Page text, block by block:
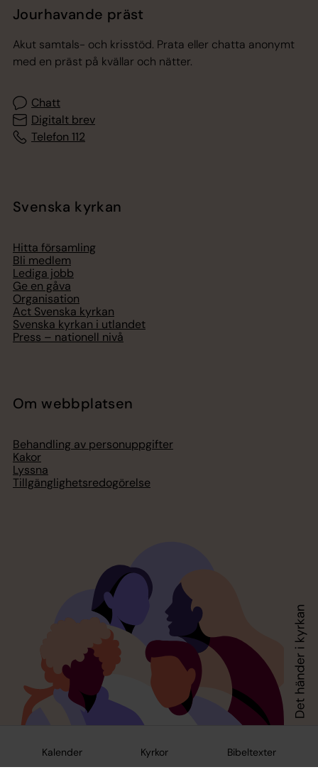
Kalender Kyrkor Bibeltexter
Jourhavande präst
Akut samtals- och krisstöd. Prata eller chatta anonymt
med en präst på kvällar och nätter.
Chatt
Digitalt brev
Telefon 112
Svenska kyrkan
Hitta församling
Bli medlem
Lediga jobb
Ge en gåva
Organisation
Act Svenska kyrkan
Svenska kyrkan i utlandet
Press – nationell nivå
Om webbplatsen
Behandling av personuppgifter
Kakor
Lyssna
Tillgänglighetsredogörelse